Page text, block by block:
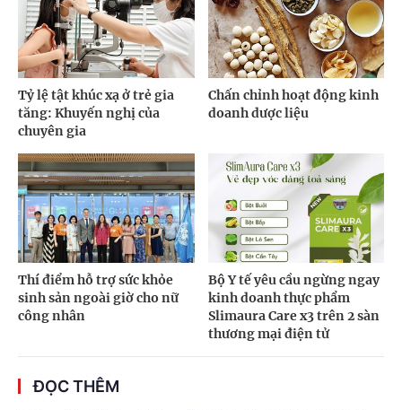
Tỷ lệ tật khúc xạ ở trẻ gia
tăng: Khuyến nghị của
chuyên gia
Chấn chỉnh hoạt động kinh
doanh dược liệu
Thí điểm hỗ trợ sức khỏe
sinh sản ngoài giờ cho nữ
công nhân
Bộ Y tế yêu cầu ngừng ngay
kinh doanh thực phẩm
Slimaura Care x3 trên 2 sàn
thương mại điện tử
ĐỌC THÊM